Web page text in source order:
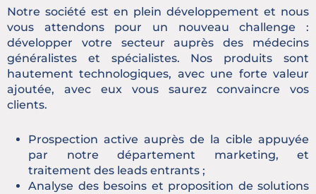
Notre société est en plein développement et nous
vous attendons pour un nouveau challenge :
développer votre secteur auprès des médecins
généralistes et spécialistes. Nos produits sont
hautement technologiques, avec une forte valeur
ajoutée, avec eux vous saurez convaincre vos
clients.
Prospection active auprès de la cible appuyée
par notre département marketing, et
traitement des leads entrants ;
Analyse des besoins et proposition de solutions